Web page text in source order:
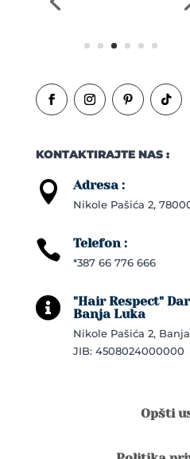
KONTAKTIRAJTE NAS :
 Adresa :
Nikole Pašića 2,
 Telefon :
*387 66 776 666

"Hair Respect"
Banja Luka
Nikole Pašića 2,
JIB: 4508024000000
Opšti